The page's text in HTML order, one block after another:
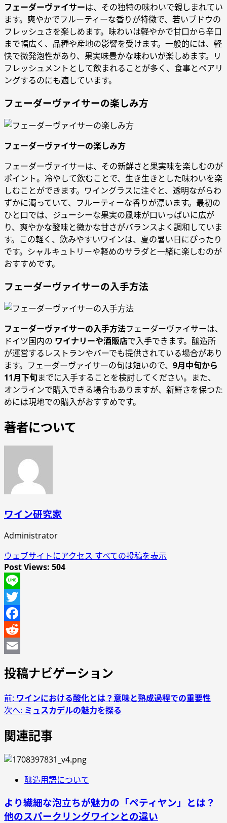
フェーダーヴァイサーは、その独特の味わいで親しまれてい
ます。爽やかでフルーティーな香りが特徴で、若いブドウの
フレッシュさを楽しめます。味わいは軽やかで甘口から辛口
まで幅広く、品種や産地の影響を受けます。一般的には、軽
快で微発泡性があり、果実味豊かな味わいが楽しめます。リ
フレッシュメントとして飲まれることが多く、食事とペアリ
ングするのにも適しています。
フェーダーヴァイサーの楽しみ方
フェーダーヴァイサーの楽しみ方
フェーダーヴァイサーは、その新鮮さと果実味を楽しむのが
ポイント。冷やして飲むことで、生き生きとした味わいを楽
しむことができます。ワイングラスに注ぐと、透明ながらわ
ずかに濁っていて、フルーティーな香りが漂います。最初の
ひと口では、ジューシーな果実の風味が口いっぱいに広が
り、爽やかな酸味と微かな甘さがバランスよく調和していま
す。この軽く、飲みやすいワインは、夏の暑い日にぴったり
です。シャルキュトリーや軽めのサラダと一緒に楽しむのが
おすすめです。
フェーダーヴァイサーの入手方法
フェーダーヴァイサーの入手方法フェーダーヴァイサーは、
ドイツ国内の ワイナリーや酒販店で入手できます。醸造所
が運営するレストランやバーでも提供されている場合があり
ます。フェーダーヴァイサーの旬は短いので、 9月中旬から
11月下旬までに入手することを検討してください。また、
オンラインで購入できる場合もありますが、新鮮さを保つた
めには現地での購入がおすすめです。
著者について
ワイン研究家
Administrator
ウェブサイトにアクセス すべての投稿を表示
Post Views: 504
Line
Twitter
Facebook
Reddit
投稿ナビゲーション
前: ワインにおける酸化とは？意味と熟成過程での重要性
次へ: ミュスカデルの魅力を探る
関連記事
醸造用語について
より繊細な泡立ちが魅力の「ペティヤン」とは？
他のスパークリングワインとの違い